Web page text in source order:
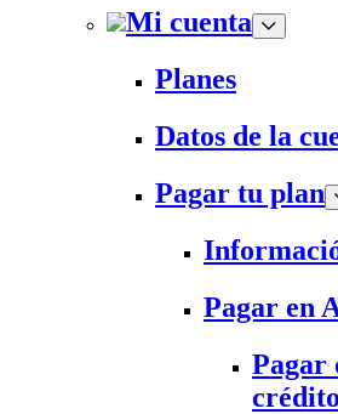
Mi cuenta
Planes
Datos de la
Pagar tu plan
Pagar en
Pagar
crédito